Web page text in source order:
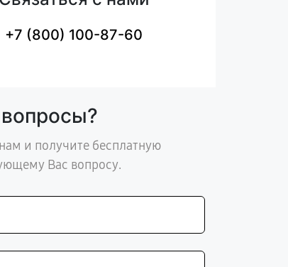
+7 (800) 100-87-60
и получите бесплатную
Вас вопросу.